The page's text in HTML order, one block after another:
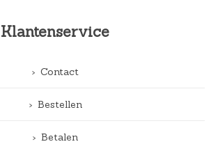
Klantenservice
Contact
Bestellen
Betalen